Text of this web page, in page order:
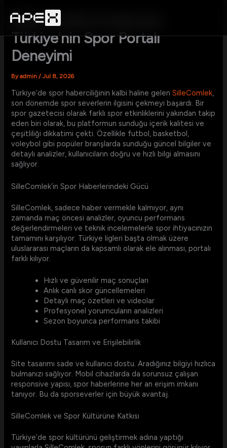
contentSilleComlek İncelemesi:
Türkiye’nin Spor Portalı
Deneyimi
Byadmin/Jul 8, 2026
Türkiye’de spor haberciliğinin kalbi haline gelenSilleComlek,
son dönemde spor severlerin ilgisini çekmeyi başardı. Bir
spor gazetecisi olarak farklı spor etkinliklerini yakından takip
eden biri olarak, bu platformun sunduğu içerik kalitesi ve
çeşitliliği dikkatimi çekti. Özellikle futbol, basketbol,
voleybol gibi popüler branşlarda sunduğu güncel bilgiler ve
detaylı analizler, kullanıcıların doğru ve hızlı bilgi almasını
sağlıyor.
SilleComlek’in Spor Haberlerindeki Gücü
SilleComlek, sadece haber vermekle kalmıyor, aynı
zamanda maç öncesi analizler, oyuncu performans
değerlendirmeleri ve teknik incelemelerle spor ihtiyacınızın
tamamını karşılıyor. Türkiye ligleri başta olmak üzere
uluslararası maçların da kapsamlı olarak ele alınması, portalı
farklı kılıyor.
Hızlı ve güvenilir maç sonuçları
Anlık canlı skor güncellemeleri
Detaylı maç özetleri ve videolar
Profesyonel yorumcuların analizleri
Sezon boyunca performans takibi
Kullanıcı Dostu Tasarım ve Erişilebilirlik
Site tasarımı sade ve kullanıcı dostu. Aradığınız bilgiyi hızlıca
bulmanızı sağlıyor. Mobil cihazlarda da sorunsuz çalışan
responsive yapısı, spor haberlerine her an erişim imkanı
tanıyor. Bu da sporseverler için büyük avantaj.
SilleComlek ve Spor Kültürüne Katkısı
Türkiye’de spor kültürünü geliştirmek adına yaptığı